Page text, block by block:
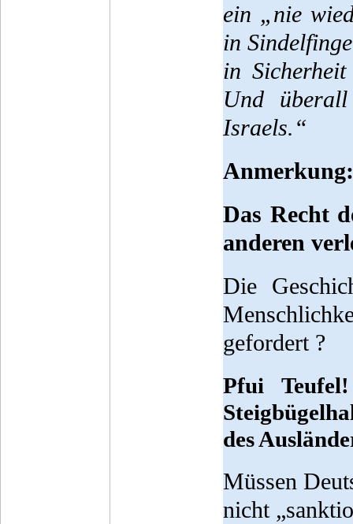
ein „nie
in
in
Und
Israels.“
Anmerkung:
Das Recht
anderen
Die
gefordert ?
Pfui
des
Müssen
nicht